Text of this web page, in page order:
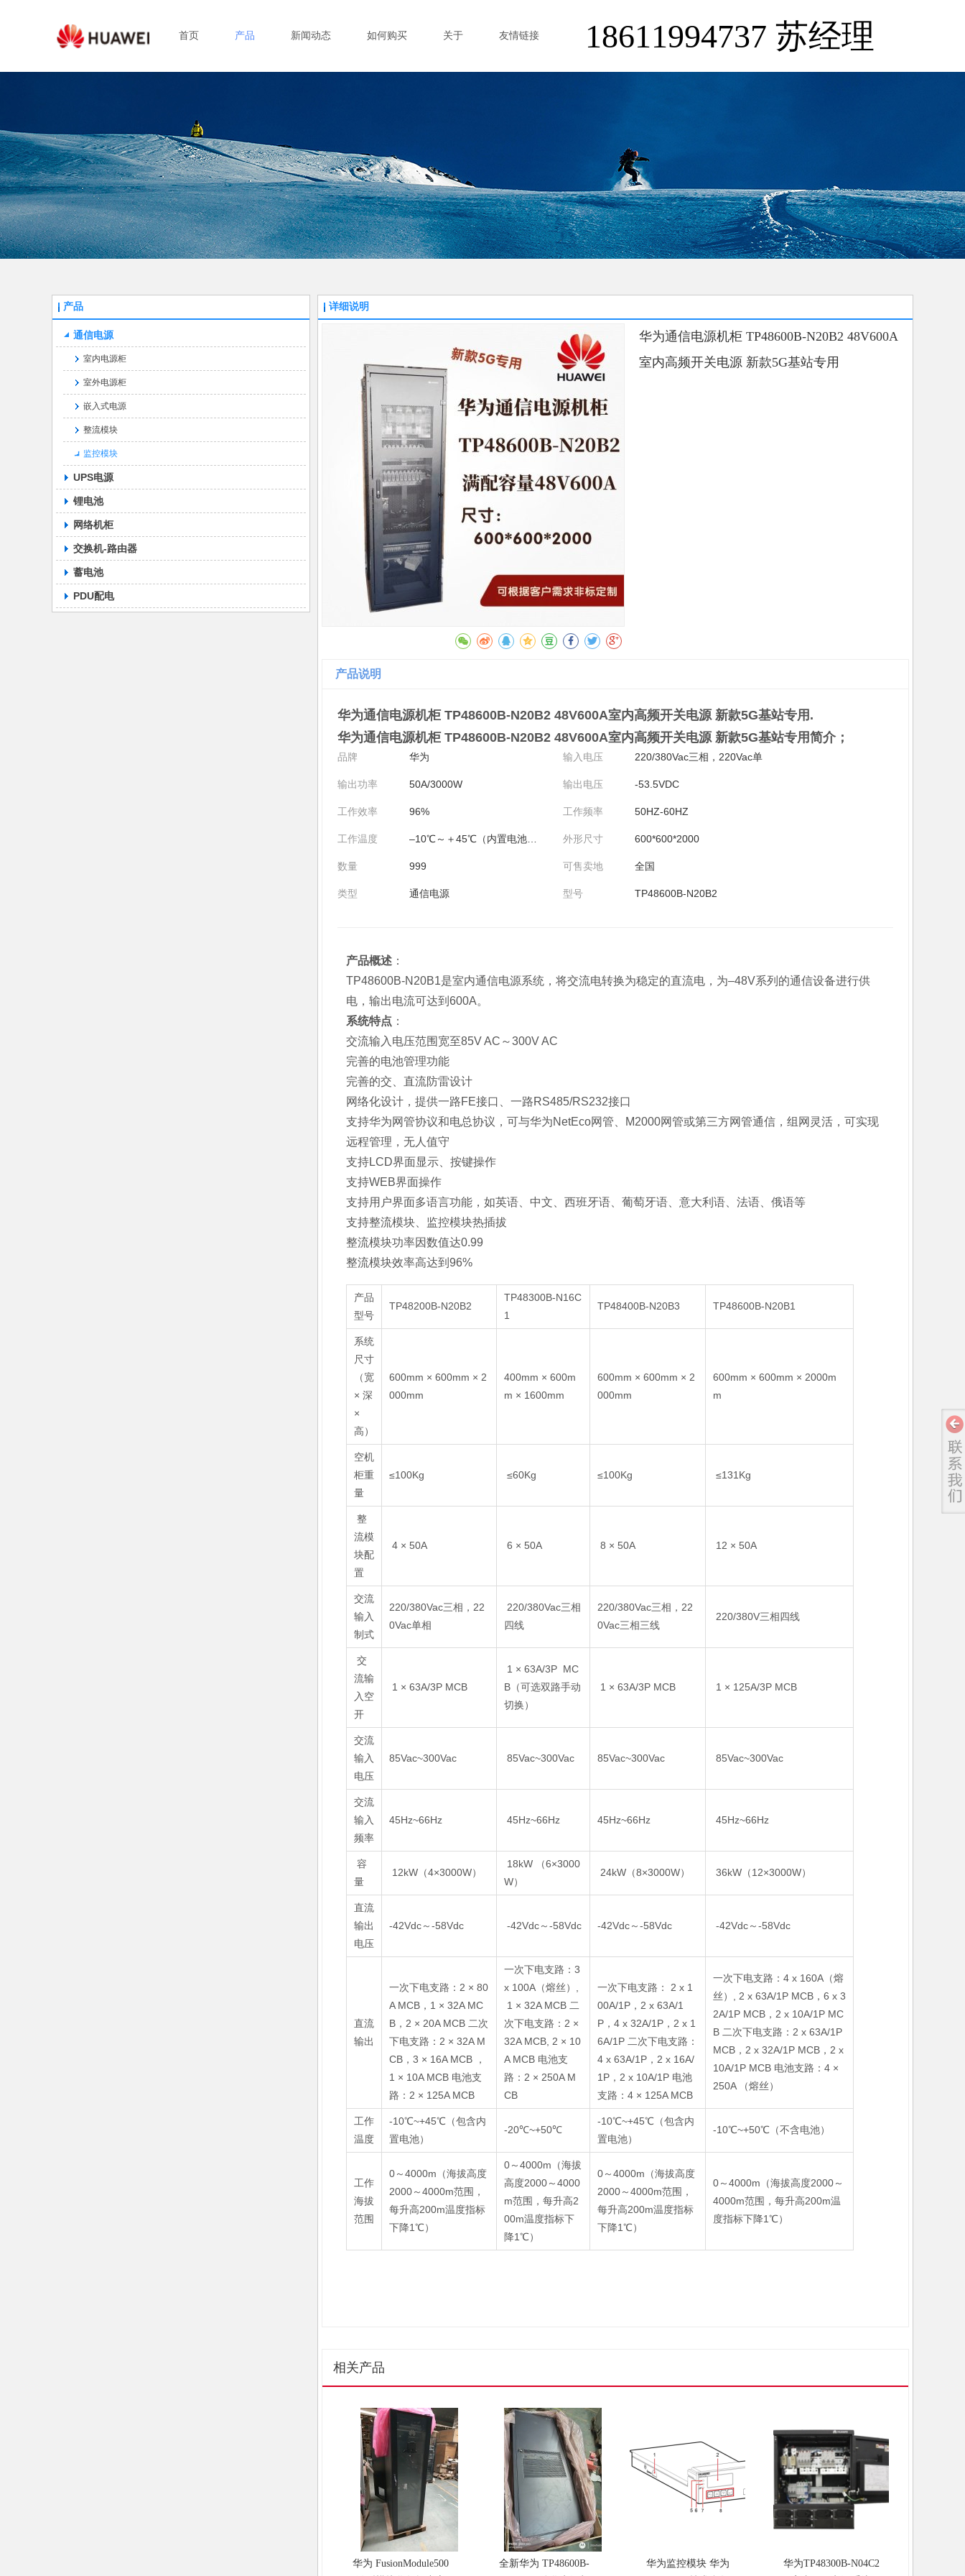
18611994737 苏经理
首页 产品 新闻动态 如何购买 关于 友情链接
产品
通信电源
室内电源柜
室外电源柜
嵌入式电源
整流模块
监控模块
UPS电源
锂电池
网络机柜
交换机-路由器
蓄电池
PDU配电
详细说明
华为通信电源机柜 TP48600B-N20B2 48V600A
室内高频开关电源 新款5G基站专用
产品说明
华为通信电源机柜 TP48600B-N20B2 48V600A室内高频开关电源 新款5G基站专用.
华为通信电源机柜 TP48600B-N20B2 48V600A室内高频开关电源 新款5G基站专用简介；
品牌 华为 输入电压 220/380Vac三相，220Vac单
输出功率 50A/3000W 输出电压 -53.5VDC
工作效率 96% 工作频率 50HZ-60HZ
工作温度 外形尺寸 600*600*2000
数量 999 可售卖地 全国
类型 通信电源 型号 TP48600B-N20B2
产品概述 ：
TP48600B-N20B1是室内通信电源系统，将交流电转换为稳定的直流电，为–48V系列的通信设备进行供
电，输出电流可达到600A。
系统特点 ：
交流输入电压范围宽至85V AC～300V AC
完善的电池管理功能
完善的交、直流防雷设计
网络化设计，提供一路FE接口、一路RS485/RS232接口
支持华为网管协议和电总协议，可与华为NetEco网管、M2000网管或第三方网管通信，组网灵活，可实现
远程管理，无人值守
支持LCD界面显示、按键操作
支持WEB界面操作
支持用户界面多语言功能，如英语、中文、西班牙语、葡萄牙语、意大利语、法语、俄语等
支持整流模块、监控模块热插拔
整流模块功率因数值达0.99
整流模块效率高达到96%
产品
型号
TP48200B-N20B2
TP48300B-N16C
1
TP48400B-N20B3 TP48600B-N20B1
系统
尺寸
（宽
× 深
×
高）
600mm × 600mm × 2
000mm
400mm × 600m
m × 1600mm
600mm × 600mm × 2
000mm
600mm × 600mm × 2000m
m
空机
柜重
量
≤100Kg ≤60Kg ≤100Kg ≤131Kg
整
流模
块配
置
4 × 50A 6 × 50A 8 × 50A 12 × 50A
交流
输入
制式
220/380Vac三相，22
0Vac单相
220/380Vac三相
四线
220/380Vac三相，22
0Vac三相三线
220/380V三相四线
交
流输
入空
开
1 × 63A/3P MCB
1 × 63A/3P MC
B（可选双路手动
切换）
1 × 63A/3P MCB 1 × 125A/3P MCB
交流
输入
电压
85Vac~300Vac 85Vac~300Vac 85Vac~300Vac 85Vac~300Vac
交流
输入
频率
45Hz~66Hz 45Hz~66Hz 45Hz~66Hz 45Hz~66Hz
容
量
12kW（4×3000W）
18kW （6×3000
W）
24kW（8×3000W） 36kW（12×3000W）
直流
输出
电压
-42Vdc～-58Vdc -42Vdc～-58Vdc -42Vdc～-58Vdc -42Vdc～-58Vdc
直流
输出
一次下电支路：2 × 80
A MCB，1 × 32A MC
B，2 × 20A MCB 二次
下电支路：2 × 32A M
CB，3 × 16A MCB ，
1 × 10A MCB 电池支
路：2 × 125A MCB
一次下电支路：3
x 100A（熔丝）,
1 × 32A MCB 二
次下电支路：2 ×
32A MCB, 2 × 10
A MCB 电池支
路：2 × 250A M
CB
一次下电支路： 2 x 1
00A/1P，2 x 63A/1
P，4 x 32A/1P，2 x 1
6A/1P 二次下电支路：
4 x 63A/1P，2 x 16A/
1P，2 x 10A/1P 电池
支路：4 × 125A MCB
一次下电支路：4 x 160A（熔
丝）, 2 x 63A/1P MCB，6 x 3
2A/1P MCB，2 x 10A/1P MC
B 二次下电支路：2 x 63A/1P
MCB，2 x 32A/1P MCB，2 x
10A/1P MCB 电池支路：4 ×
250A （熔丝）
工作
温度
-10℃~+45℃（包含内
置电池）
-20℃~+50℃
-10℃~+45℃（包含内
置电池）
-10℃~+50℃（不含电池）
工作
海拔
范围
0～4000m（海拔高度
2000～4000m范围，
每升高200m温度指标
下降1℃）
0～4000m（海拔
高度2000～4000
m范围，每升高2
00m温度指标下
降1℃）
0～4000m（海拔高度
2000～4000m范围，
每升高200m温度指标
下降1℃）
0～4000m（海拔高度2000～
4000m范围，每升高200m温
度指标下降1℃）
相关产品
华为 FusionModule500
全新华为 TP48600B-
华为监控模块 华为
华为TP48300B-N04C2